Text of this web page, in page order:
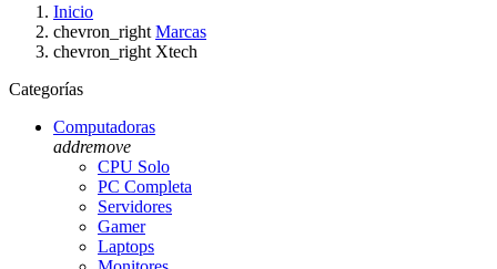
Inicio
chevron_right Marcas
chevron_right Xtech
Categorías
Computadoras
addremove
CPU Solo
PC Completa
Servidores
Gamer
Laptops